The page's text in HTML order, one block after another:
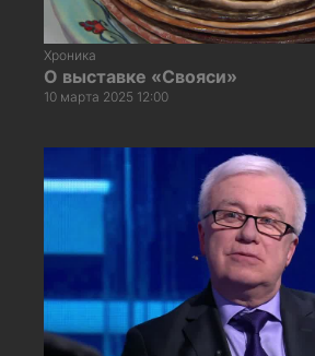
Хроника
О выставке «Свояси»
10 марта 2025 12:00